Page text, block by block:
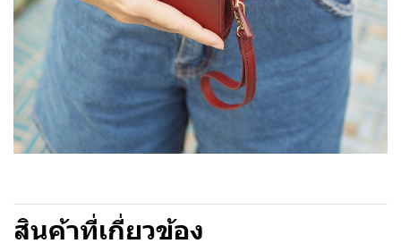
สินค้าที่เกี่ยวข้อง